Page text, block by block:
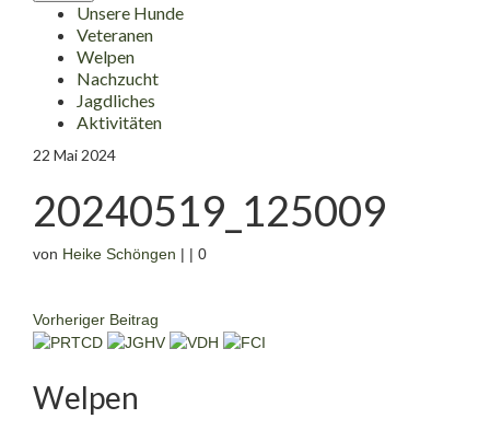
Unsere Hunde
Veteranen
Welpen
Nachzucht
Jagdliches
Aktivitäten
22 Mai 2024
20240519_125009
von Heike Schöngen | | 0
Vorheriger Beitrag
Welpen